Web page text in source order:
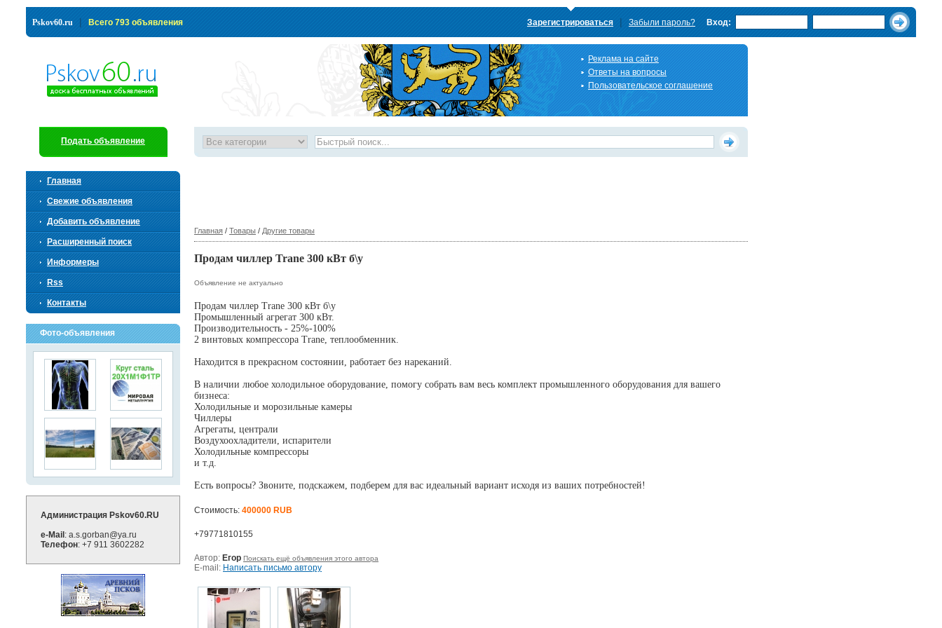
Pskov60.ru | Всего 793 объявления Зарегистрироваться | Забыли пароль? Вход:
Реклама на сайте
Ответы на вопросы
Пользовательское соглашение
Главная / Товары / Другие товары
Продам чиллер Trane 300 кВт б\у
Объявление не актуально
Продам чиллер Trane 300 кВт б\у
Промышленный агрегат 300 кВт.
Производительность - 25%-100%
2 винтовых компрессора Trane, теплообменник.
Находится в прекрасном состоянии, работает без нареканий.
В наличии любое холодильное оборудование, помогу собрать вам весь комплект промышленного оборудования для вашего
бизнеса:
Холодильные и морозильные камеры
Чиллеры
Агрегаты, централи
Воздухоохладители, испарители
Холодильные компрессоры
и т.д.
Есть вопросы? Звоните, подскажем, подберем для вас идеальный вариант исходя из ваших потребностей!
Стоимость: 400000 RUB
+79771810155
Автор: Егор Поискать ещё объявления этого автора
E-mail: Написать письмо автору
Подать объявление
Главная
Свежие объявления
Добавить объявление
Расширенный поиск
Информеры
Rss
Контакты
Фото-объявления
Администрация Pskov60.RU
e-Mail : a.s.gorban@ya.ru
Телефон: +7 911 3602282